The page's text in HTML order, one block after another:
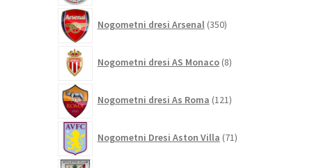
Nogometni dresi Arsenal 350izdelkov
Nogometni dresi AS Monaco 8izdelkov
Nogometni dresi As Roma 121izdelkov
Nogometni Dresi Aston Villa 71izdelkov